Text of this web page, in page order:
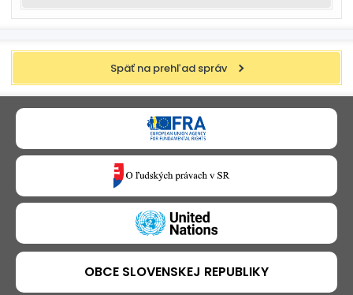
Späť na prehľad správ
OBCE SLOVENSKEJ REPUBLIKY